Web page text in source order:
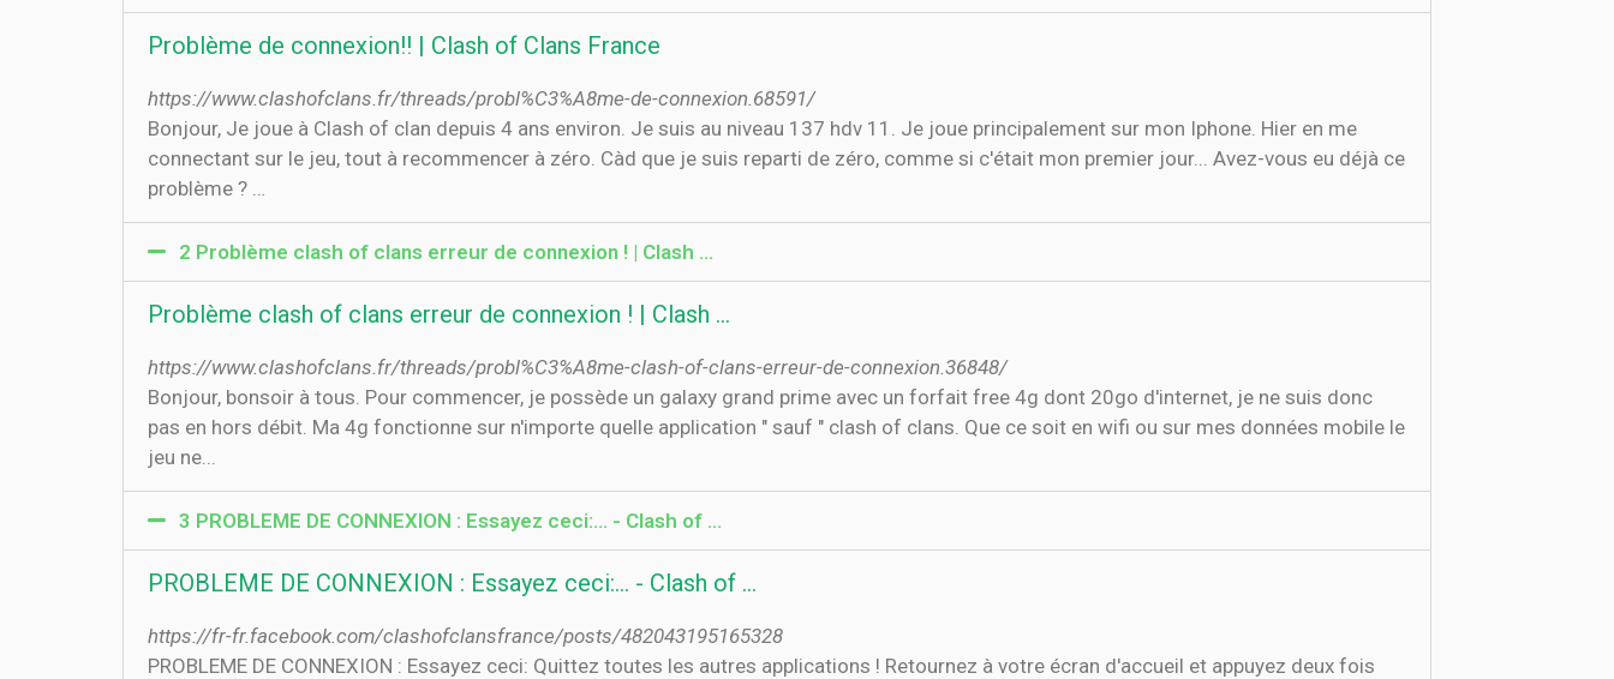
Problème de connexion!! | Clash of Clans France
https://www.clashofclans.fr/threads/probl%C3%A8me-de-connexion.68591/
Bonjour, Je joue à Clash of clan depuis 4 ans environ. Je suis au niveau 137 hdv 11. Je joue principalement sur mon Iphone. Hier en me
connectant sur le jeu, tout à recommencer à zéro. Càd que je suis reparti de zéro, comme si c'était mon premier jour... Avez-vous eu déjà ce
problème ? …
2 Problème clash of clans erreur de connexion ! | Clash …
Problème clash of clans erreur de connexion ! | Clash …
https://www.clashofclans.fr/threads/probl%C3%A8me-clash-of-clans-erreur-de-connexion.36848/
Bonjour, bonsoir à tous. Pour commencer, je possède un galaxy grand prime avec un forfait free 4g dont 20go d'internet, je ne suis donc
pas en hors débit. Ma 4g fonctionne sur n'importe quelle application " sauf " clash of clans. Que ce soit en wifi ou sur mes données mobile le
jeu ne...
3 PROBLEME DE CONNEXION : Essayez ceci:... - Clash of …
PROBLEME DE CONNEXION : Essayez ceci:... - Clash of …
https://fr-fr.facebook.com/clashofclansfrance/posts/482043195165328
PROBLEME DE CONNEXION : Essayez ceci: Quittez toutes les autres applications ! Retournez à votre écran d'accueil et appuyez deux fois